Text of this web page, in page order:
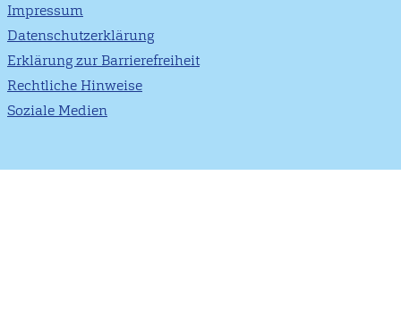
Impressum
Datenschutzerklärung
Erklärung zur Barrierefreiheit
Rechtliche Hinweise
Soziale Medien